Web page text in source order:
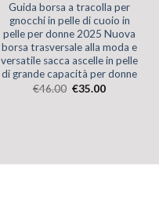
Guida borsa a tracolla per
gnocchi in pelle di cuoio in
pelle per donne 2025 Nuova
borsa trasversale alla moda e
versatile sacca ascelle in pelle
di grande capacità per donne
€46.00 €35.00